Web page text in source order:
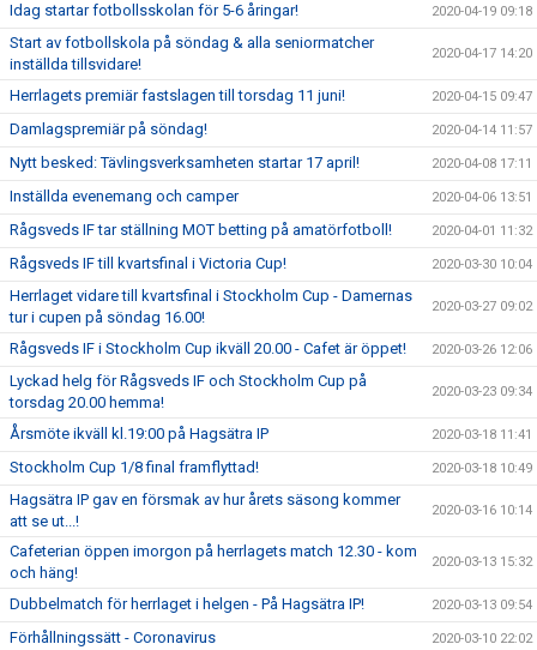
Idag startar fotbollsskolan för 5-6 åringar! 2020-04-19 09:18
Start av fotbollskola på söndag & alla seniormatcher
inställda tillsvidare!
2020-04-17 14:20
Herrlagets premiär fastslagen till torsdag 11 juni! 2020-04-15 09:47
Damlagspremiär på söndag! 2020-04-14 11:57
Nytt besked: Tävlingsverksamheten startar 17 april! 2020-04-08 17:11
Inställda evenemang och camper 2020-04-06 13:51
Rågsveds IF tar ställning MOT betting på amatörfotboll! 2020-04-01 11:32
Rågsveds IF till kvartsfinal i Victoria Cup! 2020-03-30 10:04
Herrlaget vidare till kvartsfinal i Stockholm Cup - Damernas
tur i cupen på söndag 16.00!
2020-03-27 09:02
Rågsveds IF i Stockholm Cup ikväll 20.00 - Cafet är öppet! 2020-03-26 12:06
Lyckad helg för Rågsveds IF och Stockholm Cup på
torsdag 20.00 hemma!
2020-03-23 09:34
Årsmöte ikväll kl.19:00 på Hagsätra IP 2020-03-18 11:41
Stockholm Cup 1/8 final framflyttad! 2020-03-18 10:49
Hagsätra IP gav en försmak av hur årets säsong kommer
att se ut...!
2020-03-16 10:14
Cafeterian öppen imorgon på herrlagets match 12.30 - kom
och häng!
2020-03-13 15:32
Dubbelmatch för herrlaget i helgen - På Hagsätra IP! 2020-03-13 09:54
Förhållningssätt - Coronavirus 2020-03-10 22:02